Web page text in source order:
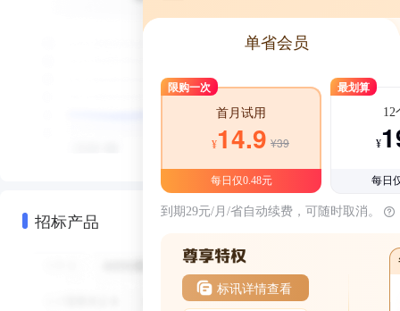
招标产品
单省会员
限购一次
首月试用
¥14.9 ¥39
每日仅0.48元
最划算
12
¥
每日
到期29元/月/省自动续费，可随时取消。
标讯详情查看